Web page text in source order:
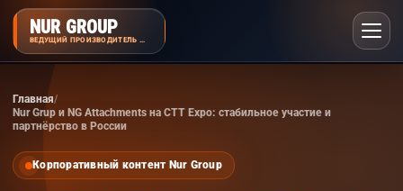
NUR GROUP
ВЕДУЩИЙ ПРОИЗВОДИТЕЛЬ НАВЕСНОГО ОБОРУДОВАНИЯ
Главная
Nur Grup и NG Attachments на CTT Expo: стабильное участие и
партнёрство в России
Корпоративный контент Nur Group